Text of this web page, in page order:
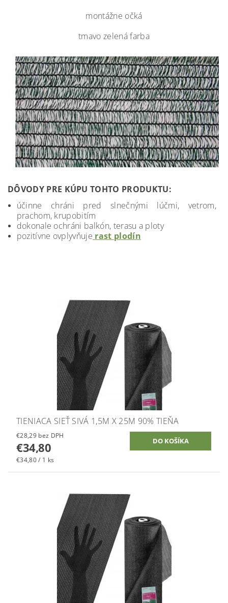
montážne očká
tmavo zelená farba
DÔVODY PRE KÚPU TOHTO PRODUKTU:
účinne chráni pred slnečnými lúčmi, vetrom,
prachom, krupobitím
dokonale ochráni balkón, terasu a ploty
pozitívne ovplyvňuje rast plodín
TIENIACA SIEŤ SIVÁ 1,5M X 25M 90% TIEŇA
€28,29 bez DPH
€34,80
€34,80 / 1 ks